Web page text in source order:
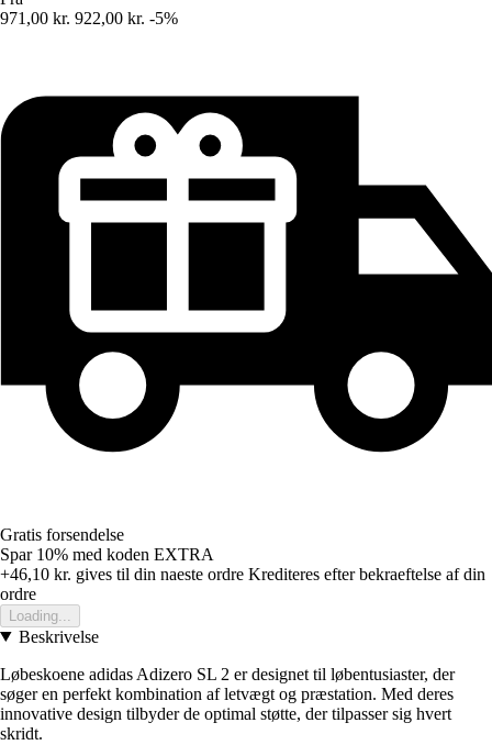
971,00 kr. 922,00 kr. -5%
Gratis forsendelse
Spar 10% med koden EXTRA
+46,10 kr. gives til din naeste ordre Krediteres efter bekraeftelse af din
ordre
Loading...
Beskrivelse
Løbeskoene adidas Adizero SL 2 er designet til løbentusiaster, der
søger en perfekt kombination af letvægt og præstation. Med deres
innovative design tilbyder de optimal støtte, der tilpasser sig hvert
skridt.